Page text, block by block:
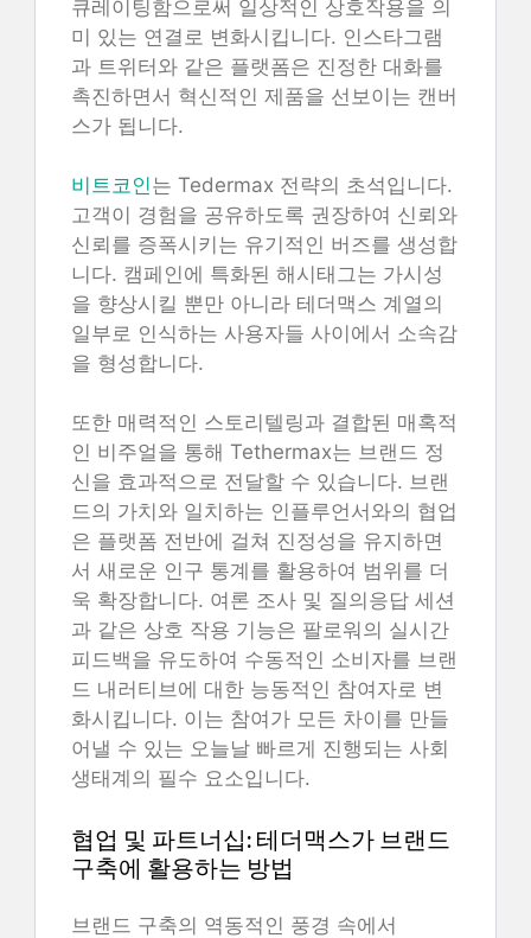
큐레이팅함으로써 일상적인 상호작용을 의
미 있는 연결로 변화시킵니다. 인스타그램
과 트위터와 같은 플랫폼은 진정한 대화를
촉진하면서 혁신적인 제품을 선보이는 캔버
스가 됩니다.
비트코인는 Tedermax 전략의 초석입니다.
고객이 경험을 공유하도록 권장하여 신뢰와
신뢰를 증폭시키는 유기적인 버즈를 생성합
니다. 캠페인에 특화된 해시태그는 가시성
을 향상시킬 뿐만 아니라 테더맥스 계열의
일부로 인식하는 사용자들 사이에서 소속감
을 형성합니다.
또한 매력적인 스토리텔링과 결합된 매혹적
인 비주얼을 통해 Tethermax는 브랜드 정
신을 효과적으로 전달할 수 있습니다. 브랜
드의 가치와 일치하는 인플루언서와의 협업
은 플랫폼 전반에 걸쳐 진정성을 유지하면
서 새로운 인구 통계를 활용하여 범위를 더
욱 확장합니다. 여론 조사 및 질의응답 세션
과 같은 상호 작용 기능은 팔로워의 실시간
피드백을 유도하여 수동적인 소비자를 브랜
드 내러티브에 대한 능동적인 참여자로 변
화시킵니다. 이는 참여가 모든 차이를 만들
어낼 수 있는 오늘날 빠르게 진행되는 사회
생태계의 필수 요소입니다.
협업 및 파트너십: 테더맥스가 브랜드
구축에 활용하는 방법
브랜드 구축의 역동적인 풍경 속에서